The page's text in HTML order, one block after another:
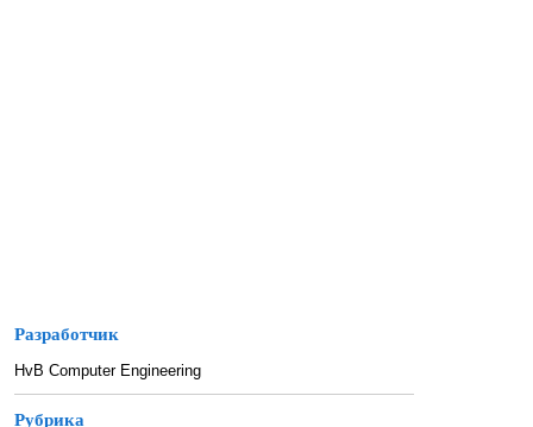
Разработчик
HvB Computer Engineering
Рубрика